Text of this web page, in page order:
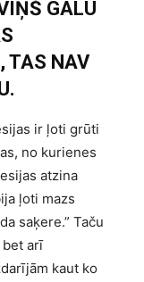
GALU
TAS NAV
ir ļoti grūti
no kurienes
atzina
ļoti mazs
saķere.” Taču
arī
kaut ko